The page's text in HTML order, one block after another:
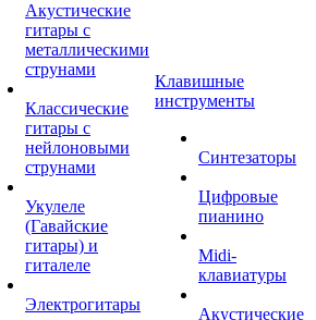
Акустические
гитары с
металлическими
струнами
Классические
гитары с
нейлоновыми
струнами
Укулеле
(Гавайские
гитары) и
гиталеле
Электрогитары
Клавишные
инструменты
Синтезаторы
Цифровые
пианино
Midi-
клавиатуры
Акустические